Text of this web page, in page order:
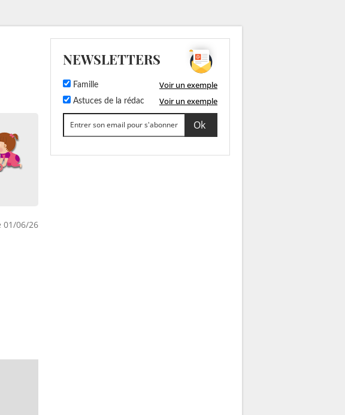
01/06/26
NEWSLETTERS
Famille Voir un exemple
Astuces de la rédac Voir un exemple